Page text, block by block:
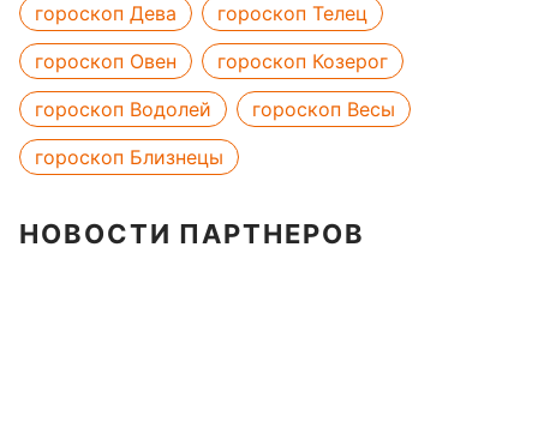
гороскоп Дева
гороскоп Телец
гороскоп Овен
гороскоп Козерог
гороскоп Водолей
гороскоп Весы
гороскоп Близнецы
НОВОСТИ ПАРТНЕРОВ